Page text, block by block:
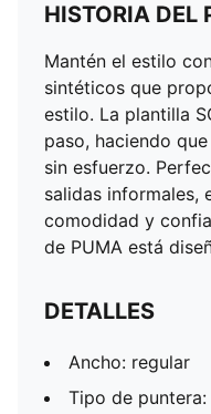
HISTORIA DEL
Mantén el estilo
sintéticos que
estilo. La plantilla
paso, haciendo
sin esfuerzo.
salidas informales,
comodidad y
de PUMA está
DETALLES
Ancho: regular
Tipo de